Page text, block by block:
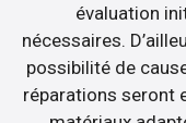
évaluation
nécessaires.
possibilité de
réparations seront